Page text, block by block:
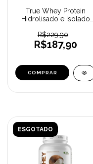
True Whey Protein
Hidrolisado e Isolado
Brulée TRUE SOURCE
R$229,90
R$187,90
ESGOTADO